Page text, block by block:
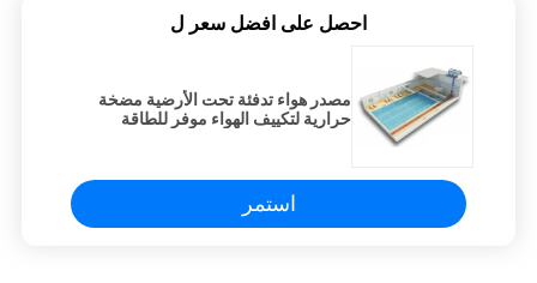
احصل على افضل سعر ل
مصدر هواء تدفئة تحت الأرضية مضخة
حرارية لتكييف الهواء موفر للطاقة
استمر